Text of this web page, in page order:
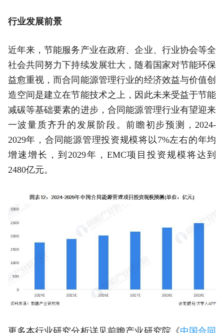
行业发展前景
近年来，节能服务产业在政府、企业、行业协会等全
社会共同努力下持续发展壮大，随着国家对节能环保
益愈重视，而合同能源管理行业的经济效益与价值创
造空间是建立在节能技术之上，因此未来受益于节能
减碳等基础要素的进步，合同能源管理行业有望迎来
一波量质齐升的发展阶段。前瞻初步预测，2024-
2029年，合同能源管理投资规模将以7%左右的年均
增速增长，到2029年，EMC项目投资规模将达到
2480亿元。
更多本行业研究分析详见前瞻产业研究院《中国合同